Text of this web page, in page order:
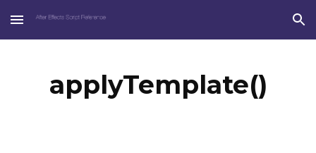
Skip to main content Skip to navigation
applyTemplate()